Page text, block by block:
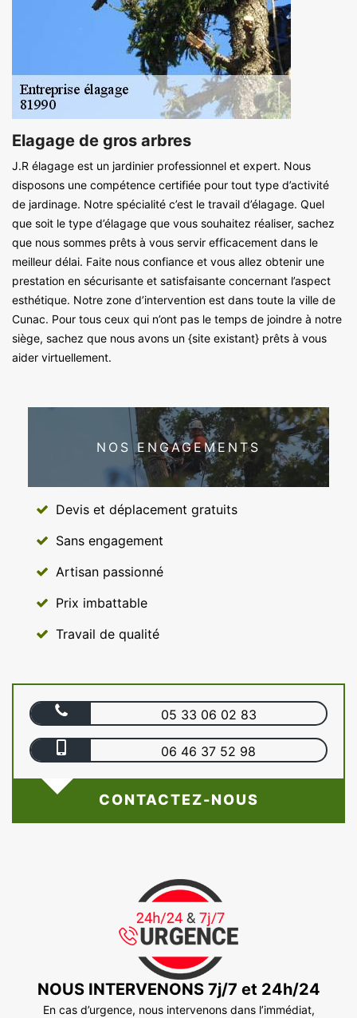
Elagage de gros arbres
J.R élagage est un jardinier professionnel et expert. Nous
disposons une compétence certifiée pour tout type d’activité
de jardinage. Notre spécialité c’est le travail d’élagage. Quel
que soit le type d’élagage que vous souhaitez réaliser, sachez
que nous sommes prêts à vous servir efficacement dans le
meilleur délai. Faite nous confiance et vous allez obtenir une
prestation en sécurisante et satisfaisante concernant l’aspect
esthétique. Notre zone d’intervention est dans toute la ville de
Cunac. Pour tous ceux qui n’ont pas le temps de joindre à notre
siège, sachez que nous avons un {site existant} prêts à vous
aider virtuellement.
NOS ENGAGEMENTS
Devis et déplacement gratuits
Sans engagement
Artisan passionné
Prix imbattable
Travail de qualité
05 33 06 02 83
06 46 37 52 98
CONTACTEZ-NOUS
NOUS INTERVENONS 7j/7 et 24h/24
En cas d’urgence, nous intervenons dans l’immédiat,